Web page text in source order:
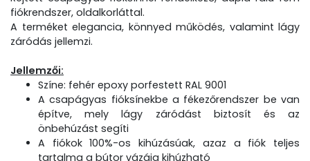
fiókrendszer, oldalkorláttal.
A terméket elegancia, könnyed működés, valamint lágy
záródás jellemzi.
Jellemzői:
Színe: fehér epoxy porfestett RAL 9001
A csapágyas fióksínekbe a fékezőrendszer be van
építve, mely lágy záródást biztosít és az
önbehúzást segíti
A fiókok 100%-os kihúzásúak, azaz a fiók teljes
tartalma a bútor vázáig kihúzható